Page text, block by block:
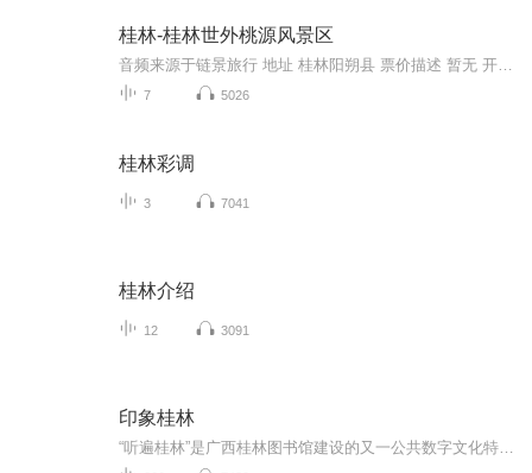
桂林-桂林世外桃源风景区
7 5026
桂林彩调
3 7041
桂林介绍
12 3091
印象桂林